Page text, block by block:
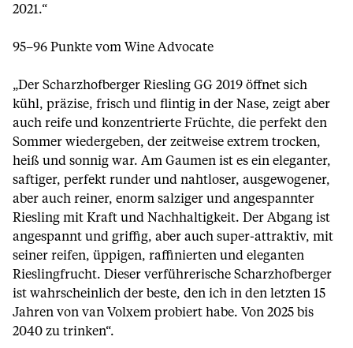
2021.“
95–96 Punkte vom Wine Advocate
„Der Scharzhofberger Riesling GG 2019 öffnet sich
kühl, präzise, frisch und flintig in der Nase, zeigt aber
auch reife und konzentrierte Früchte, die perfekt den
Sommer wiedergeben, der zeitweise extrem trocken,
heiß und sonnig war. Am Gaumen ist es ein eleganter,
saftiger, perfekt runder und nahtloser, ausgewogener,
aber auch reiner, enorm salziger und angespannter
Riesling mit Kraft und Nachhaltigkeit. Der Abgang ist
angespannt und griffig, aber auch super-attraktiv, mit
seiner reifen, üppigen, raffinierten und eleganten
Rieslingfrucht. Dieser verführerische Scharzhofberger
ist wahrscheinlich der beste, den ich in den letzten 15
Jahren von van Volxem probiert habe. Von 2025 bis
2040 zu trinken“.